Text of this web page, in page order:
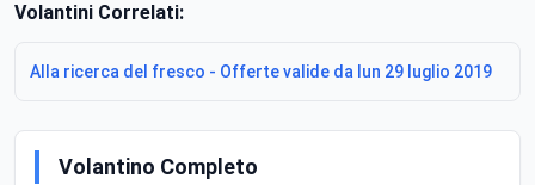
Volantini Correlati:
Alla ricerca del fresco - Offerte valide da lun 29 luglio 2019
Volantino Completo